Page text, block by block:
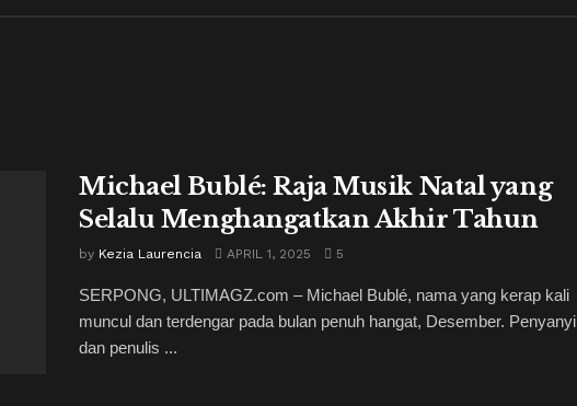
Michael Bublé: Raja Musik Natal yang
Selalu Menghangatkan Akhir Tahun
by Kezia Laurencia APRIL 1, 2025 5
SERPONG, ULTIMAGZ.com – Michael Bublé, nama yang kerap kali
muncul dan terdengar pada bulan penuh hangat, Desember. Penyanyi
dan penulis ...